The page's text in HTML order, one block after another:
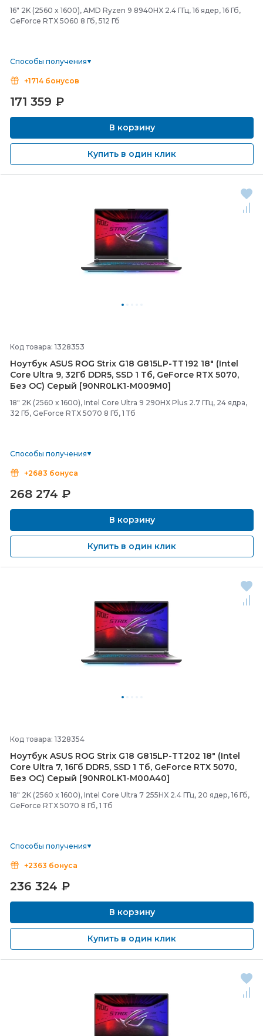
16" 2K (2560 x 1600), AMD Ryzen 9 8940HX 2.4 ГГц, 16 ядер, 16 Гб,
GeForce RTX 5060 8 Гб, 512 Гб
Способы получения
+1714 бонусов
171 359 ₽
В корзину
Купить в один клик
Код товара: 1328353
Ноутбук ASUS ROG Strix G18 G815LP-TT192 18" (Intel
Core Ultra 9, 32Гб DDR5, SSD 1 Тб, GeForce RTX 5070,
Без ОС) Серый [90NR0LK1-M009M0]
18" 2K (2560 x 1600), Intel Core Ultra 9 290HX Plus 2.7 ГГц, 24 ядра,
32 Гб, GeForce RTX 5070 8 Гб, 1 Тб
Способы получения
+2683 бонуса
268 274 ₽
В корзину
Купить в один клик
Код товара: 1328354
Ноутбук ASUS ROG Strix G18 G815LP-TT202 18" (Intel
Core Ultra 7, 16Гб DDR5, SSD 1 Тб, GeForce RTX 5070,
Без ОС) Серый [90NR0LK1-M00A40]
18" 2K (2560 x 1600), Intel Core Ultra 7 255HX 2.4 ГГц, 20 ядер, 16 Гб,
GeForce RTX 5070 8 Гб, 1 Тб
Способы получения
+2363 бонуса
236 324 ₽
В корзину
Купить в один клик